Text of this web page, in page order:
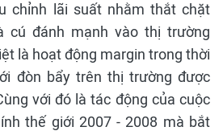
chỉnh lãi suất nhằm thắt chặt
cú đánh mạnh vào thị trường
là hoạt động margin trong thời
đòn bẩy trên thị trường được
với đó là tác động của cuộc
thế giới 2007 - 2008 mà bắt